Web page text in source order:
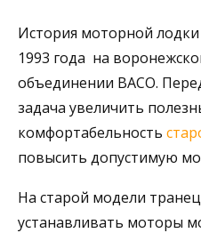
История моторной
1993 года на
объединении ВАСО.
задача увеличить
комфортабельность
повысить допустимую
На старой модели
устанавливать моторы